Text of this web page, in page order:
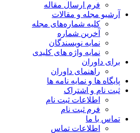
فرم ارسال مقاله
آرشیو مجله و مقالات
کلیه شماره‌های مجله
آخرین شماره
نمایه نویسندگان
نمایه واژه های کلیدی
برای داوران
راهنمای داوران
پایگاه ها و نمایه نامه ها
ثبت نام و اشتراک
اطلاعات ثبت نام
فرم ثبت نام
تماس با ما
اطلاعات تماس